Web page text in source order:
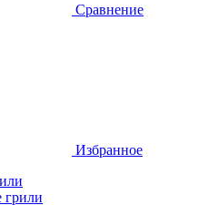
Сравнение
Избранное
грили